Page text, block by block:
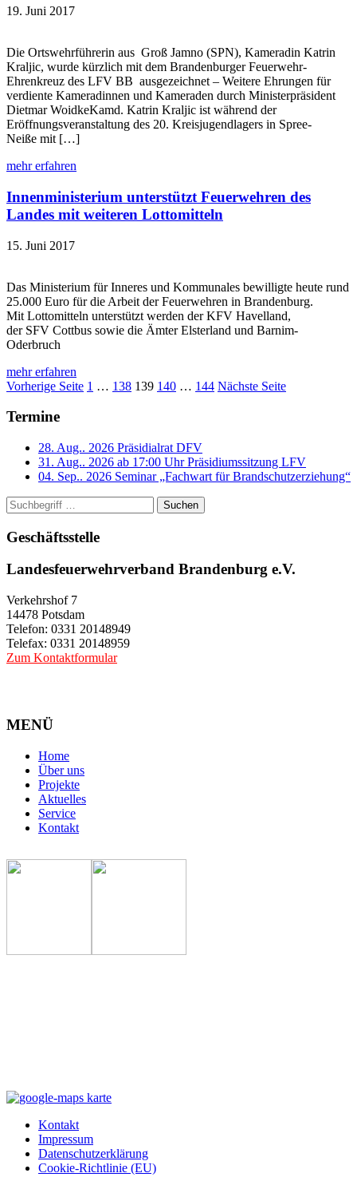
19. Juni 2017
Die Ortswehrführerin aus Groß Jamno (SPN), Kameradin Katrin
Kraljic, wurde kürzlich mit dem Brandenburger Feuerwehr-
Ehrenkreuz des LFV BB ausgezeichnet – Weitere Ehrungen für
verdiente Kameradinnen und Kameraden durch Ministerpräsident
Dietmar WoidkeKamd. Katrin Kraljic ist während der
Eröffnungsveranstaltung des 20. Kreisjugendlagers in Spree-
Neiße mit […]
mehr erfahren
Innenministerium unterstützt Feuerwehren des
Landes mit weiteren Lottomitteln
15. Juni 2017
Das Ministerium für Inneres und Kommunales bewilligte heute rund
25.000 Euro für die Arbeit der Feuerwehren in Brandenburg.
Mit Lottomitteln unterstützt werden der KFV Havelland,
der SFV Cottbus sowie die Ämter Elsterland und Barnim-
Oderbruch
mehr erfahren
Seitennummerierung
der
Vorherige Seite Seite
1 … Seite
138 Seite
139 Seite
140 … Seite
144 Nächste Seite
Termine
28. Aug.. 2026 Präsidialrat DFV
31. Aug.. 2026 ab 17:00 Uhr Präsidiumssitzung LFV
04. Sep.. 2026 Seminar „Fachwart für Brandschutzerziehung“
Suchen
Geschäftsstelle
Landesfeuerwehrverband Brandenburg e.V.
Verkehrshof 7
14478 Potsdam
Telefon: 0331 20148949
Telefax: 0331 20148959
Zum Kontaktformular
MENÜ
Home
Über uns
Projekte
Aktuelles
Service
Kontakt
Kontakt
Impressum
Datenschutzerklärung
Cookie-Richtlinie (EU)